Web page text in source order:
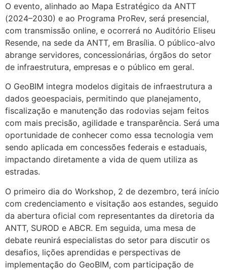
O evento, alinhado ao Mapa Estratégico da ANTT
(2024–2030) e ao Programa ProRev, será presencial,
com transmissão online, e ocorrerá no Auditório Eliseu
Resende, na sede da ANTT, em Brasília. O público-alvo
abrange servidores, concessionárias, órgãos do setor
de infraestrutura, empresas e o público em geral.
O GeoBIM integra modelos digitais de infraestrutura a
dados geoespaciais, permitindo que planejamento,
fiscalização e manutenção das rodovias sejam feitos
com mais precisão, agilidade e transparência. Será uma
oportunidade de conhecer como essa tecnologia vem
sendo aplicada em concessões federais e estaduais,
impactando diretamente a vida de quem utiliza as
estradas.
O primeiro dia do Workshop, 2 de dezembro, terá início
com credenciamento e visitação aos estandes, seguido
da abertura oficial com representantes da diretoria da
ANTT, SUROD e ABCR. Em seguida, uma mesa de
debate reunirá especialistas do setor para discutir os
desafios, lições aprendidas e perspectivas de
implementação do GeoBIM, com participação de